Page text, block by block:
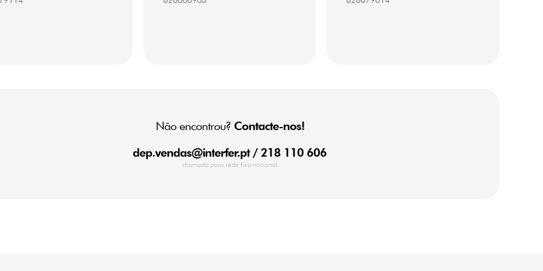
Não encontrou? Contacte-nos!
dep.vendas@interfer.pt/ 218 110 606
chamada para rede fixa nacional